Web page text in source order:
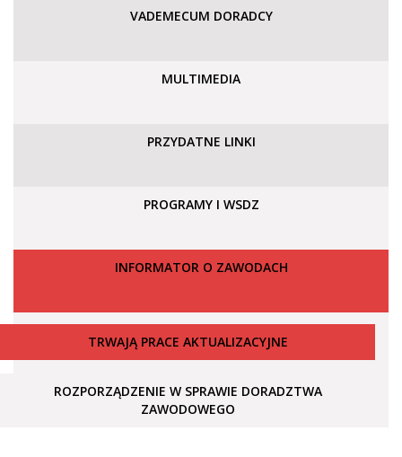
VADEMECUM DORADCY
MULTIMEDIA
PRZYDATNE LINKI
PROGRAMY I WSDZ
INFORMATOR O ZAWODACH
TRWAJĄ PRACE AKTUALIZACYJNE
ROZPORZĄDZENIE W SPRAWIE DORADZTWA
ZAWODOWEGO